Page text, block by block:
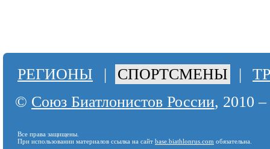
РЕГИОНЫ | СПОРТСМЕНЫ |
© Союз Биатлонистов России, 2010
Все права защищены.
При использовании материалов ссылка на сайт base.biathlonrus.com обязательна.